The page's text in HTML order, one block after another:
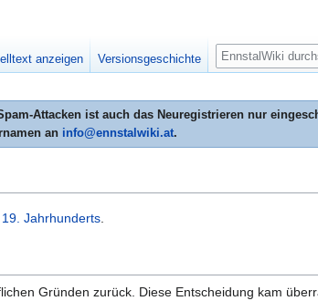
Attacken ist auch das Neuregistrieren nur
an info@ennstalwiki.at.
19. Jahrhunderts.
Gründen zurück. Diese Entscheidung kam
anzeigen Versionsgeschichte
Suche